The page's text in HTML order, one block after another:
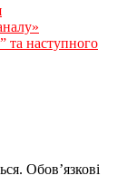
та наступного
Обов’язкові